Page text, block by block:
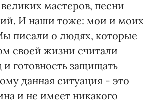
мастеров, песни
И наши тоже: мои и моих
писали о людях, которые
своей жизни считали
и готовность защищать
данная ситуация - это
и не имеет никакого